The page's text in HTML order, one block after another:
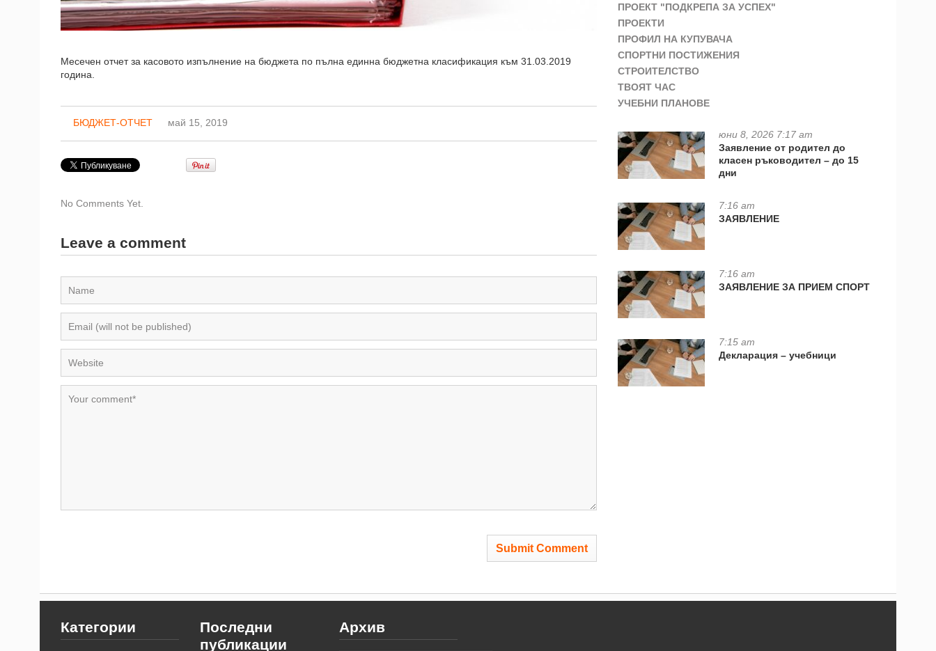
Месечен отчет за касовото изпълнение на бюджета по пълна единна бюджетна класификация към 31.03.2019
година.
БЮДЖЕТ-ОТЧЕТ май 15, 2019
No Comments Yet.
Leave a comment
ПРОЕКТ "ПОДКРЕПА ЗА УСПЕХ"
ПРОЕКТИ
ПРОФИЛ НА КУПУВАЧА
СПОРТНИ ПОСТИЖЕНИЯ
СТРОИТЕЛСТВО
ТВОЯТ ЧАС
УЧЕБНИ ПЛАНОВЕ
юни 8, 2026 7:17 am
Заявление от родител до
класен ръководител – до 15
дни
7:16 am
ЗАЯВЛЕНИЕ
7:16 am
ЗАЯВЛЕНИЕ ЗА ПРИЕМ СПОРТ
7:15 am
Декларация – учебници
Категории
Последни
публикации
Архив